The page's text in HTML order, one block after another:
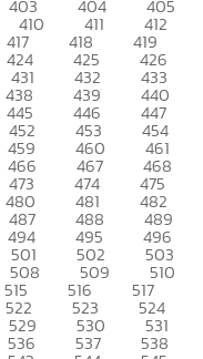
403 404 405
410 411 412
417 418 419
424 425 426
431 432 433
438 439 440
445 446 447
452 453 454
459 460 461
466 467 468
473 474 475
480 481 482
487 488 489
494 495 496
501 502 503
508 509 510
515 516 517
522 523 524
529 530 531
536 537 538